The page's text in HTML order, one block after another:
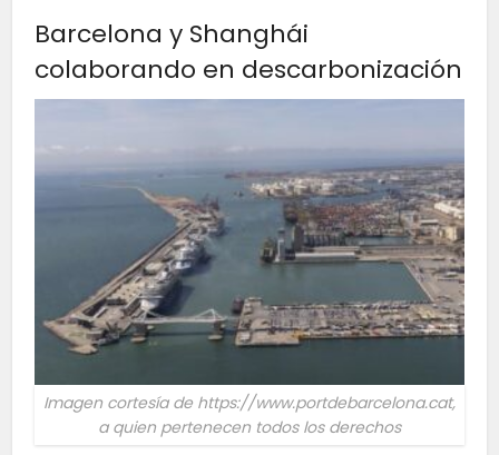
Barcelona y Shanghái
colaborando en descarbonización
Imagen cortesía de https://www.portdebarcelona.cat,
a quien pertenecen todos los derechos